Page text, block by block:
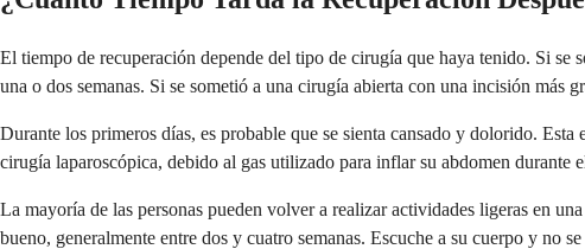
El tiempo de recuperación depende del tipo de cirugía que haya tenido. Si se
una o dos semanas. Si se sometió a una cirugía abierta con una incisión más
Durante los primeros días, es probable que se sienta cansado y dolorido.
cirugía laparoscópica, debido al gas utilizado para inflar su abdomen durante
La mayoría de las personas pueden volver a realizar actividades ligeras en
bueno, generalmente entre dos y cuatro semanas. Escuche a su cuerpo y no